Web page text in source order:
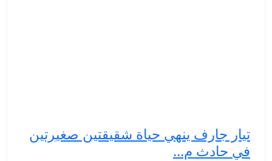
تيار جارف ينهي حياة شقيقتين صغيرتين
في حادث م...